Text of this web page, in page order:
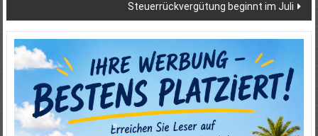
Steuerrückvergütung beginnt im Juli